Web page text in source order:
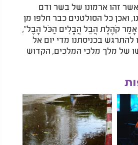
זהו ארמונו של בשר ודם
ואכן כל הסולטנים כבר חלפו מן
קֹהֶלֶת הֲבֵל הֲבָלִים הַכֹּל הָבֶל",
להתרגש בכניסתנו מדי יום אל
של מלך מלכי המלכים, הקדוש